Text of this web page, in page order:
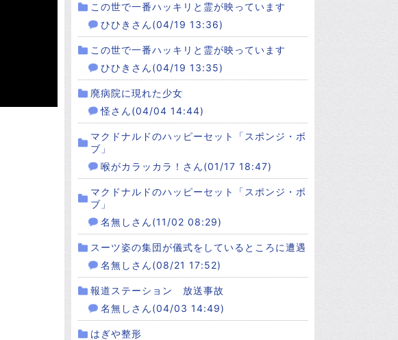
この世で一番ハッキリと霊が映っています
ひひきさん(04/19 13:36)
この世で一番ハッキリと霊が映っています
ひひきさん(04/19 13:35)
廃病院に現れた少女
怪さん(04/04 14:44)
マクドナルドのハッピーセット「スポンジ・ボ
ブ」
喉がカラッカラ！さん(01/17 18:47)
マクドナルドのハッピーセット「スポンジ・ボ
ブ」
名無しさん(11/02 08:29)
スーツ姿の集団が儀式をしているところに遭遇
名無しさん(08/21 17:52)
報道ステーション 放送事故
名無しさん(04/03 14:49)
はぎや整形